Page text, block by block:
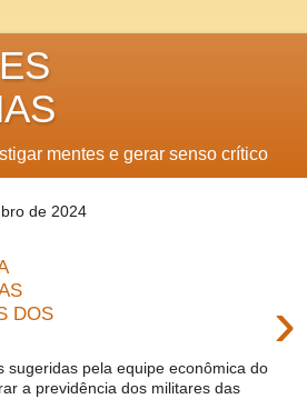
mentes e gerar senso crítico
de 2024
DOS
›
sugeridas pela equipe econômica do
a previdência dos militares das